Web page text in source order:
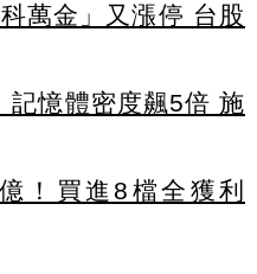
萬金」又漲停 台股
記憶體密度飆5倍 施
！買進8檔全獲利